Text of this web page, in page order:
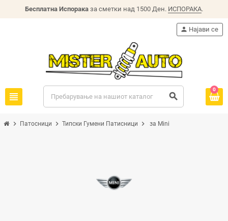
Бесплатна Испорака за сметки над 1500 Ден. ИСПОРАКА.
view_headline search
person Најави се
0
chevron_right Патосници chevron_right Типски Гумени Патисници chevron_right за Mini